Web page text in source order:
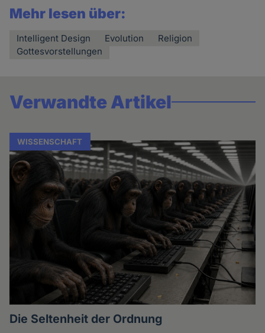
Mehr lesen über:
Intelligent Design Evolution
Religion
Gottesvorstellungen
Verwandte Artikel
WISSENSCHAFT
Die Seltenheit der Ordnung